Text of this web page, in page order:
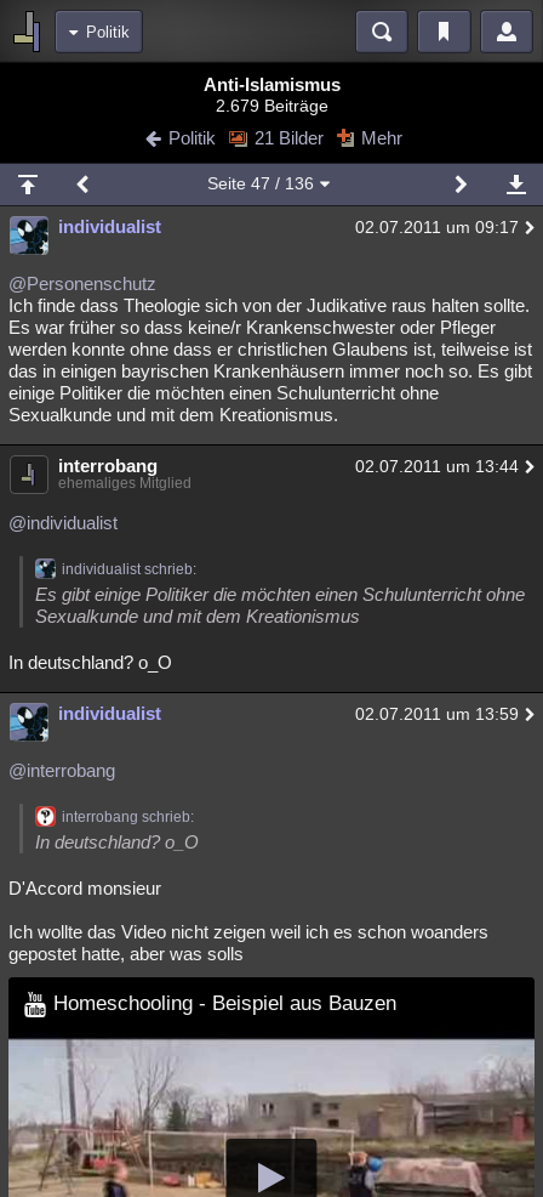
Politik
Blogs Videos
Chat Wiki Neuigkeiten
meine Rubriken
Menschen Wissenschaft Mystery Kriminalfälle
Spiritualität Verschwörungen
Natur Umfragen Unterhaltung
weitere Rubriken
Philosophie Träume Orte Esoterik Literatur
Astronomie Helpdesk Gruppen Gaming Filme
Musik Clash
Übersichten
Besucht Teilgenommen
Lesenswert Schlüsselwörter
Anti-Islamismus
2.679 Beiträge
Politik 21 Bilder Mehr
Seite 47 / 136
individualist 02.07.2011 um 09:17
@Personenschutz
Ich finde dass Theologie sich von der Judikative raus halten sollte.
Es war früher so dass keine/r Krankenschwester oder Pfleger
werden konnte ohne dass er christlichen Glaubens ist, teilweise ist
das in einigen bayrischen Krankenhäusern immer noch so. Es gibt
einige Politiker die möchten einen Schulunterricht ohne
Sexualkunde und mit dem Kreationismus.
interrobang 02.07.2011 um 13:44
ehemaliges Mitglied
@individualist
individualist schrieb:
Es gibt einige Politiker die möchten einen Schulunterricht ohne
Sexualkunde und mit dem Kreationismus
In deutschland? o_O
individualist 02.07.2011 um 13:59
@interrobang
interrobang schrieb:
In deutschland? o_O
D'Accord monsieur
Ich wollte das Video nicht zeigen weil ich es schon woanders
gepostet hatte, aber was solls
Homeschooling - Beispiel aus Bauzen